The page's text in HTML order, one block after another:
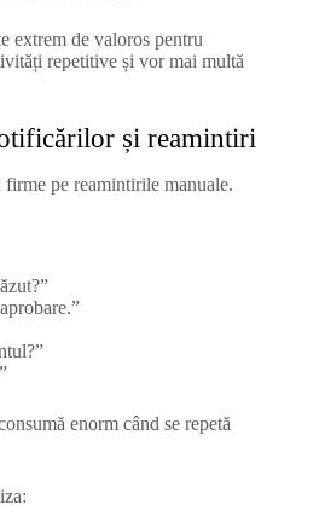
extrem de valoros pentru
repetitive și vor mai multă
și reamintiri
pe reamintirile manuale.
enorm când se repetă